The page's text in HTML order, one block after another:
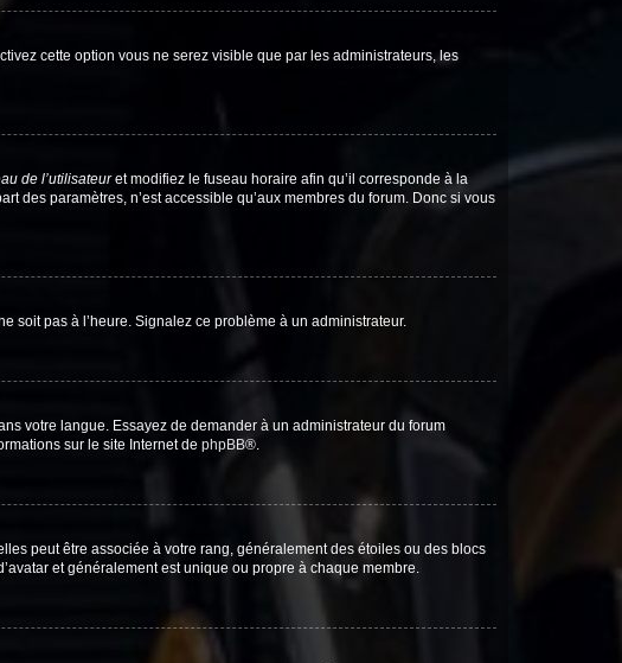
cette option vous ne serez visible que par les administrateurs, les
de l’utilisateuret modifiez le fuseau horaire afin qu’il corresponde à la
des paramètres, n’est accessible qu’aux membres du forum. Donc si vous
soit pas à l’heure. Signalez ce problème à un administrateur.
votre langue. Essayez de demander à un administrateur du forum
sur le site Internet de phpBB®.
peut être associée à votre rang, généralement des étoiles ou des blocs
et généralement est unique ou propre à chaque membre.